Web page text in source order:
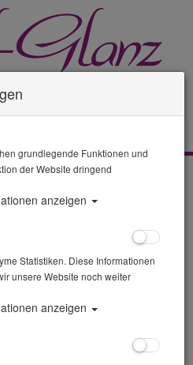
Sie Ihre Gäste mit dem
Einsatzgebiete und die
kulinarische Hochgenüsse.
Vintagestyle,
grundlegende Funktionen und
der Website dringend
anzeigen
Statistiken. Diese Informationen
unsere Website noch weiter
anzeigen